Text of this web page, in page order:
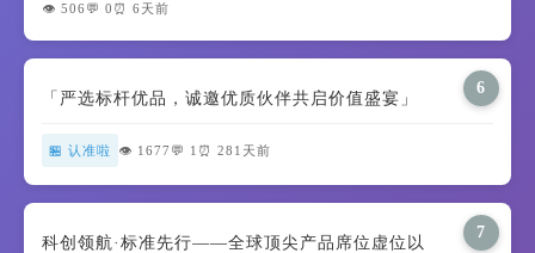
👁️ 506 💬 0 ⏰ 6天前
6
「严选标杆优品，诚邀优质伙伴共启价值盛宴」
🏪 认准啦 👁️ 1677 💬 1 ⏰ 281天前
7
科创领航·标准先行——全球顶尖产品席位虚位以